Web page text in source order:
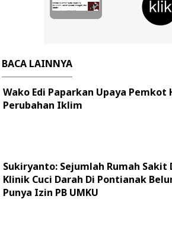
BACA LAINNYA
Wako Edi Paparkan Upaya Pemkot
Perubahan Iklim
Sukiryanto: Sejumlah Rumah Sakit
Klinik Cuci Darah Di Pontianak
Punya Izin PB UMKU